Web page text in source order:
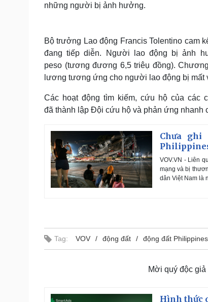
những người bị ảnh hưởng.
Bộ trưởng Lao động Francis Tolentino cam
đang tiếp diễn. Người lao động bị ảnh
peso (tương đương 6,5 triêụ đồng).
lương tương ứng cho người lao động bị mất
Các hoạt động tìm kiếm, cứu hộ của các
đã thành lập Đội cứu hộ và phản ứng nhanh
Chưa
VOV.VN - Liên
mạng và bị
dân Việt Nam là
Tag: VOV động đất động đất Philippines
Mời quý độc giả
Hình thức